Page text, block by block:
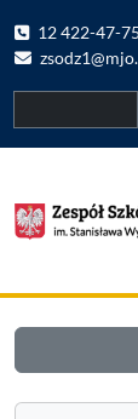
12 422-47-